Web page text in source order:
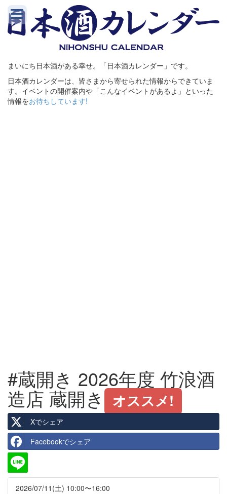
まいにち日本酒がある幸せ。「日本酒カレンダー」です。
日本酒カレンダーは、皆さまから寄せられた情報からできていま
す。イベントの開催案内や「こんなイベントがあるよ」といった
情報をお待ちしています!
#蔵開き 2026年度 竹浪酒
造店 蔵開き オススメ!
Xでシェア
Facebookでシェア
2026/07/11(土) 10:00〜16:00